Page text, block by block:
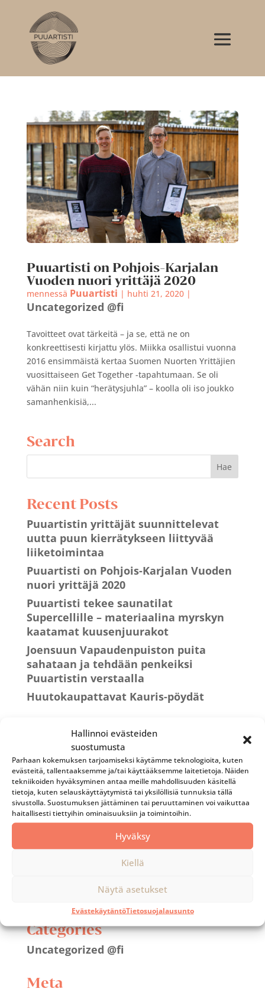
Hallinnoi evästeiden
suostumusta
Parhaan kokemuksen tarjoamiseksi käytämme teknologioita, kuten
evästeitä, tallentaaksemme ja/tai käyttääksemme laitetietoja. Näiden
tekniikoiden hyväksyminen antaa meille mahdollisuuden käsitellä
tietoja, kuten selauskäyttäytymistä tai yksilöllisiä tunnuksia tällä
sivustolla. Suostumuksen jättäminen tai peruuttaminen voi vaikuttaa
haitallisesti tiettyihin ominaisuuksiin ja toimintoihin.
Hyväksy
Kiellä
Näytä asetukset
EvästekäytäntöTietosuojalausunto
Puuartisti on Pohjois-Karjalan
Vuoden nuori yrittäjä 2020
mennessä Puuartisti | huhti 21, 2020|
Uncategorized @fi
Tavoitteet ovat tärkeitä – ja se, että ne on
konkreettisesti kirjattu ylös. Miikka osallistui vuonna
2016 ensimmäistä kertaa Suomen Nuorten Yrittäjien
vuosittaiseen Get Together -tapahtumaan. Se oli
vähän niin kuin “herätysjuhla” – koolla oli iso joukko
samanhenkisiä,...
Search
Recent Posts
Puuartistin yrittäjät suunnittelevat
uutta puun kierrätykseen liittyvää
liiketoimintaa
Puuartisti on Pohjois-Karjalan Vuoden
nuori yrittäjä 2020
Puuartisti tekee saunatilat
Supercellille – materiaalina myrskyn
kaatamat kuusenjuurakot
Joensuun Vapaudenpuiston puita
sahataan ja tehdään penkeiksi
Puuartistin verstaalla
Huutokaupattavat Kauris-pöydät
Archives
syyskuu 2022
huhtikuu 2020
lokakuu 2019
elokuu 2019
kesäkuu 2019
huhtikuu 2017
Categories
Uncategorized @fi
Meta